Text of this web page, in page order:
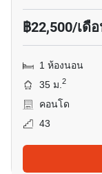
฿22,500/เดื
1 ห้องนอน
35 ม.2
คอนโด
43